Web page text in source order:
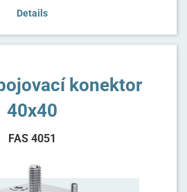
Details
konektor
40x40
FAS 4051